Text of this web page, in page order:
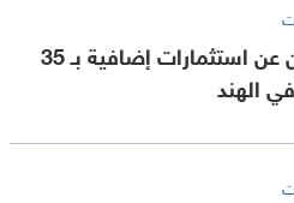
أمازون تعلن عن استثمارات إضافية بـ 35
الهند